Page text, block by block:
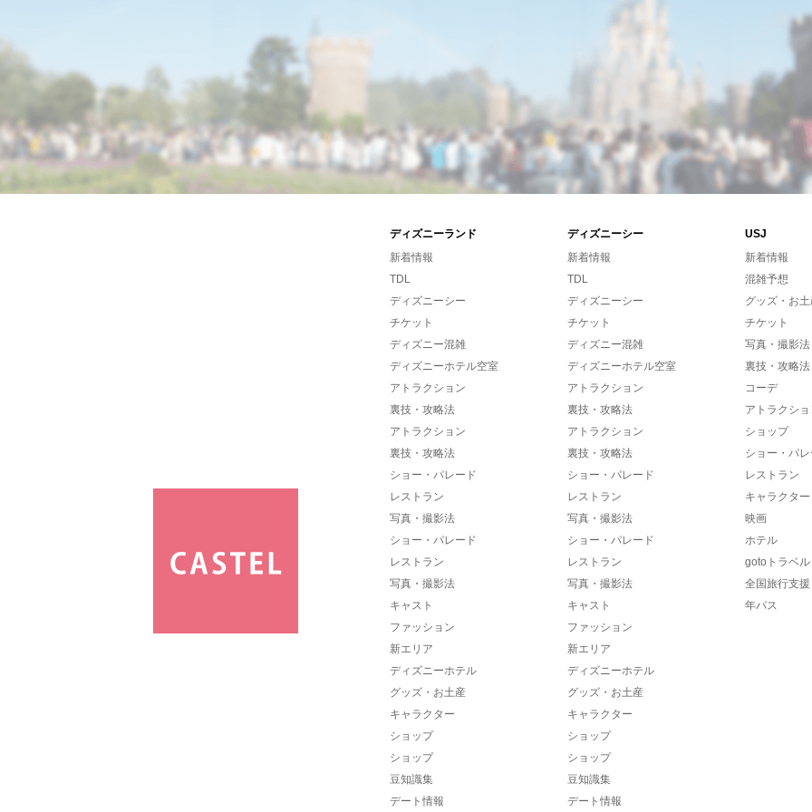
ディズニーランド ディズニーシー
USJ
新着情報
TDL
ディズニーシー
チケット
ディズニー混雑
ディズニーホテル空室
アトラクション
裏技・攻略法
アトラクション
裏技・攻略法
ショー・パレード
レストラン
写真・撮影法
ショー・パレード
レストラン
写真・撮影法
キャスト
ファッション
新エリア
ディズニーホテル
グッズ・お土産
キャラクター
ショップ
ショップ
豆知識集
デート情報
新着情報
TDL
ディズニーシー
チケット
ディズニー混雑
ディズニーホテル空室
アトラクション
裏技・攻略法
アトラクション
裏技・攻略法
ショー・パレード
レストラン
写真・撮影法
ショー・パレード
レストラン
写真・撮影法
キャスト
ファッション
新エリア
ディズニーホテル
グッズ・お土産
キャラクター
ショップ
ショップ
豆知識集
デート情報
新着情報
混雑予想
グッズ・お
チケット
写真・撮影法
裏技・攻略法
コーデ
アトラクシ
ショップ
ショー・パ
レストラン
キャラクター
映画
ホテル
gotoトラベル
全国旅行支援
年パス